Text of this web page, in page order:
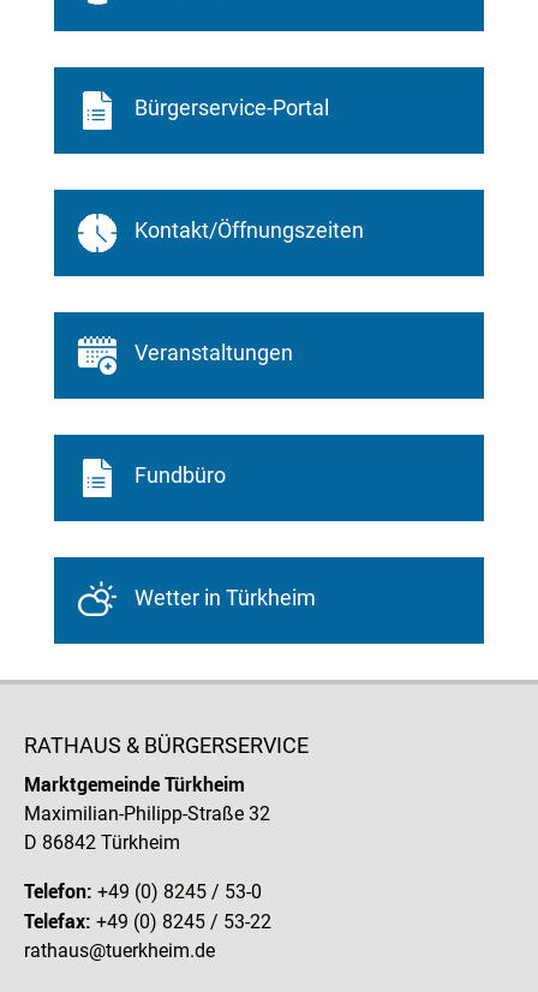
Bürgerservice-Portal
Kontakt/Öffnungszeiten
Veranstaltungen
Fundbüro
Wetter in Türkheim
RATHAUS & BÜRGERSERVICE
Marktgemeinde Türkheim
Maximilian-Philipp-Straße 32
D 86842 Türkheim
Telefon: +49 (0) 8245 / 53-0
Telefax: +49 (0) 8245 / 53-22
rathaus@tuerkheim.de